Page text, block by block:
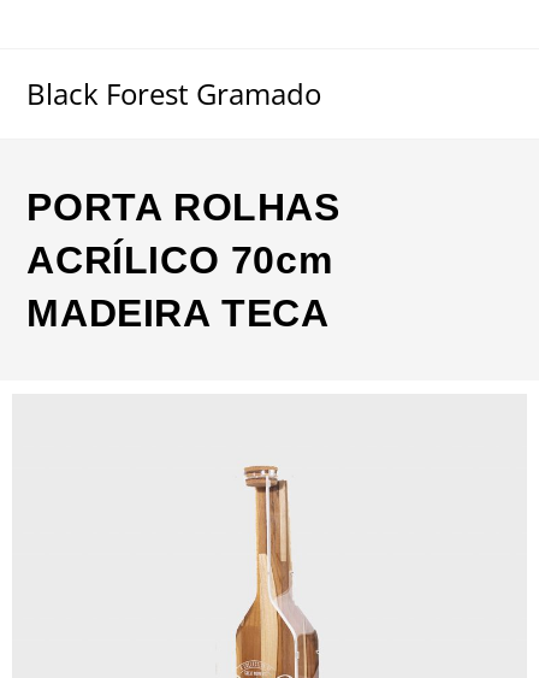
Black Forest Gramado
PORTA ROLHAS
ACRÍLICO 70cm
MADEIRA TECA